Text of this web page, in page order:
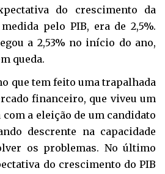
do crescimento da
pelo PIB, era de 2,5%.
a 2,53% no início do ano,
queda.
que tem feito uma trapalhada
financeiro, que viveu um
a eleição de um candidato
descrente na capacidade
os problemas. No último
do crescimento do PIB